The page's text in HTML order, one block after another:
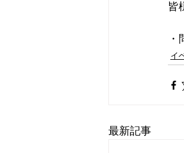
皆
イ
最新記事